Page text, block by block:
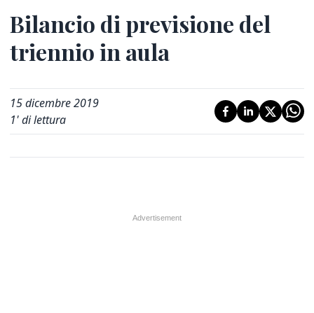
Bilancio di previsione del
triennio in aula
15 dicembre 2019
1' di lettura